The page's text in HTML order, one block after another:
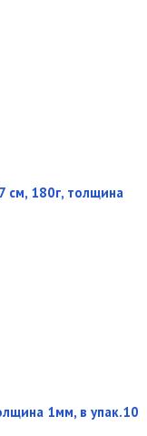
180г, толщина
1мм, в упак.10